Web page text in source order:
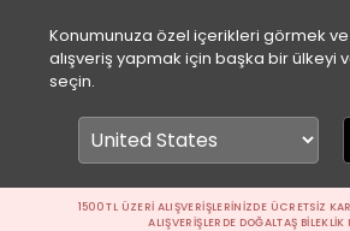
Konumunuza özel içerikleri görmek
alışveriş yapmak için başka bir ülkeyi
seçin.
1500 TL ÜZERI ALIŞVERIŞLERINIZDE ÜCRETSIZ
ALIŞVERIŞLERDE DOĞALTAŞ BILEKLIK